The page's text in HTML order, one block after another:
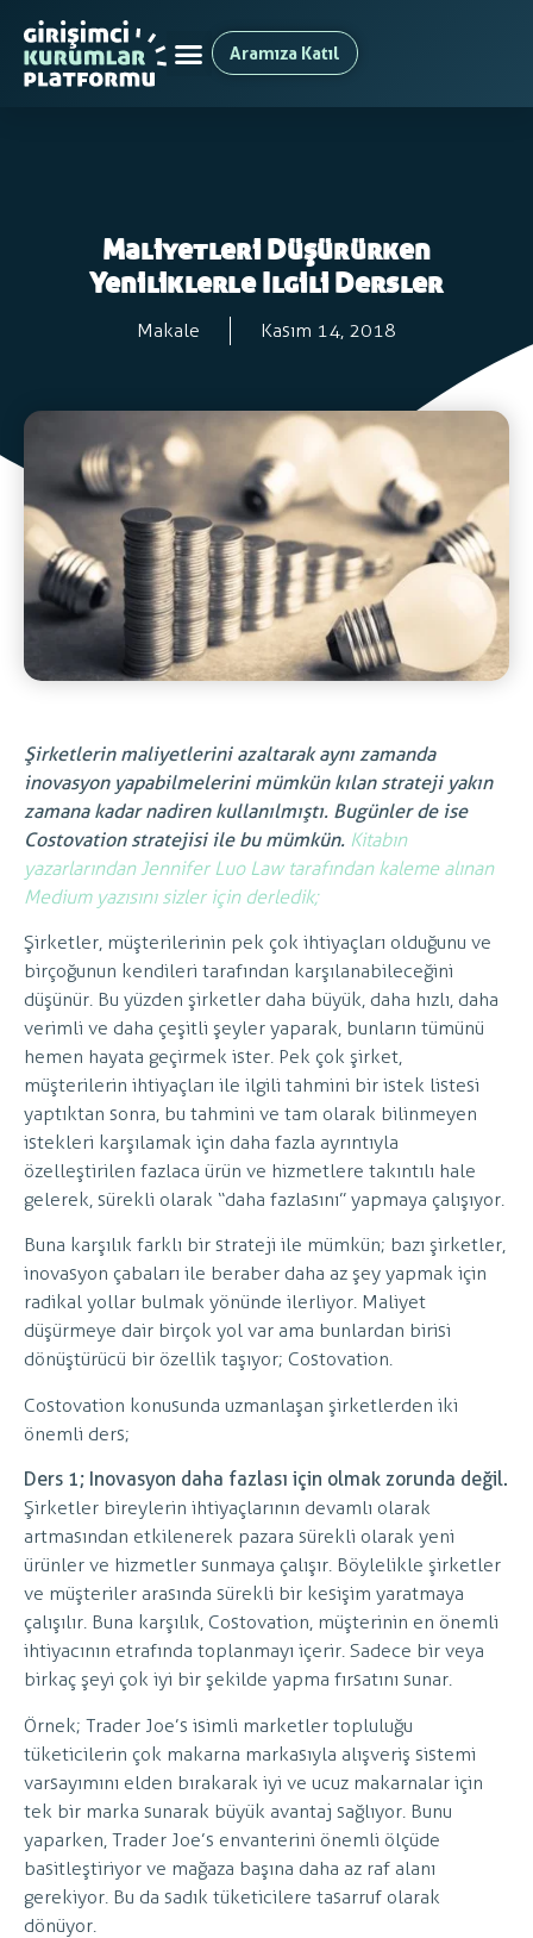
Aramıza Katıl
Maliyetleri Düşürürken
Yeniliklerle Ilgili Dersler
Makale Kasım 14, 2018
Şirketlerin maliyetlerini azaltarak aynı zamanda
inovasyon yapabilmelerini mümkün kılan strateji yakın
zamana kadar nadiren kullanılmıştı. Bugünler de ise
Costovation stratejisi ile bu mümkün. Kitabın
yazarlarından Jennifer Luo Law tarafından kaleme alınan
Medium yazısını sizler için derledik;
Şirketler, müşterilerinin pek çok ihtiyaçları olduğunu ve
birçoğunun kendileri tarafından karşılanabileceğini
düşünür. Bu yüzden şirketler daha büyük, daha hızlı, daha
verimli ve daha çeşitli şeyler yaparak, bunların tümünü
hemen hayata geçirmek ister. Pek çok şirket,
müşterilerin ihtiyaçları ile ilgili tahmini bir istek listesi
yaptıktan sonra, bu tahmini ve tam olarak bilinmeyen
istekleri karşılamak için daha fazla ayrıntıyla
özelleştirilen fazlaca ürün ve hizmetlere takıntılı hale
gelerek, sürekli olarak “daha fazlasını” yapmaya çalışıyor.
Buna karşılık farklı bir strateji ile mümkün; bazı şirketler,
inovasyon çabaları ile beraber daha az şey yapmak için
radikal yollar bulmak yönünde ilerliyor. Maliyet
düşürmeye dair birçok yol var ama bunlardan birisi
dönüştürücü bir özellik taşıyor; Costovation.
Costovation konusunda uzmanlaşan şirketlerden iki
önemli ders;
Ders 1; Inovasyon daha fazlası için olmak zorunda değil.
Şirketler bireylerin ihtiyaçlarının devamlı olarak
artmasından etkilenerek pazara sürekli olarak yeni
ürünler ve hizmetler sunmaya çalışır. Böylelikle şirketler
ve müşteriler arasında sürekli bir kesişim yaratmaya
çalışılır. Buna karşılık, Costovation, müşterinin en önemli
ihtiyacının etrafında toplanmayı içerir. Sadece bir veya
birkaç şeyi çok iyi bir şekilde yapma fırsatını sunar.
Örnek; Trader Joe’s isimli marketler topluluğu
tüketicilerin çok makarna markasıyla alışveriş sistemi
varsayımını elden bırakarak iyi ve ucuz makarnalar için
tek bir marka sunarak büyük avantaj sağlıyor. Bunu
yaparken, Trader Joe’s envanterini önemli ölçüde
basitleştiriyor ve mağaza başına daha az raf alanı
gerekiyor. Bu da sadık tüketicilere tasarruf olarak
dönüyor.